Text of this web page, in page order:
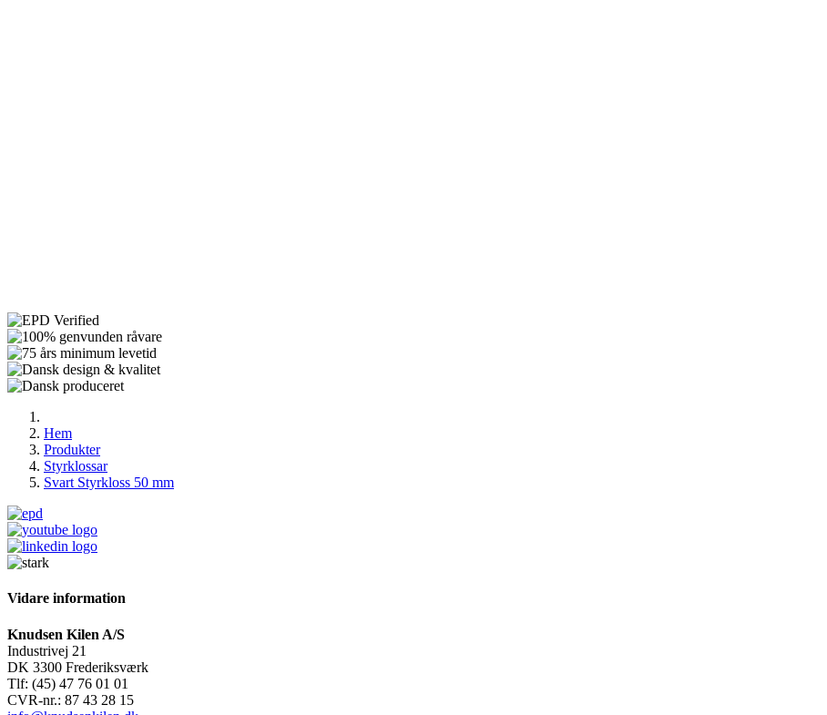
Hem
Produkter
Styrklossar
Svart Styrkloss 50 mm
Vidare information
Knudsen Kilen A/S
Industrivej 21
DK 3300 Frederiksværk
Tlf: (45) 47 76 01 01
CVR-nr.: 87 43 28 15